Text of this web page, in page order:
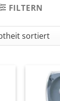
FILTERN